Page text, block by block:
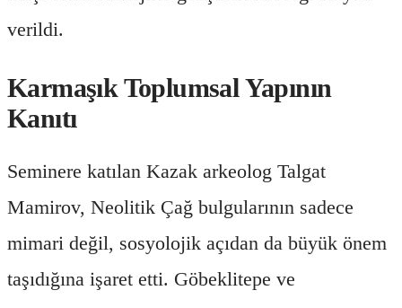
verildi.
Karmaşık Toplumsal Yapının
Kanıtı
Seminere katılan Kazak arkeolog Talgat
Mamirov, Neolitik Çağ bulgularının sadece
mimari değil, sosyolojik açıdan da büyük önem
taşıdığına işaret etti. Göbeklitepe ve